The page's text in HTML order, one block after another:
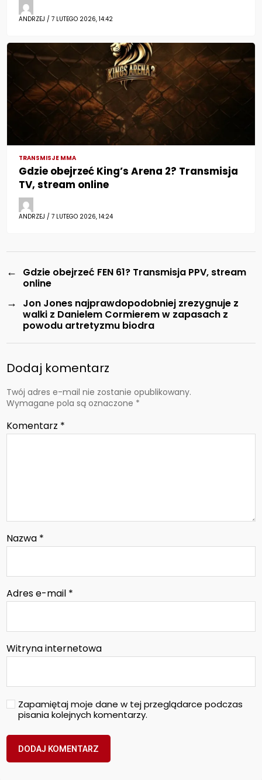
ANDRZEJ / 7 LUTEGO 2026, 14:42
TRANSMISJE MMA
Gdzie obejrzeć King’s Arena 2? Transmisja
TV, stream online
ANDRZEJ / 7 LUTEGO 2026, 14:24
←
Gdzie obejrzeć FEN 61? Transmisja PPV, stream
online
→
Jon Jones najprawdopodobniej zrezygnuje z
walki z Danielem Cormierem w zapasach z
powodu artretyzmu biodra
Dodaj komentarz
Twój adres e-mail nie zostanie opublikowany.
Wymagane pola są oznaczone *
Komentarz *
Nazwa *
Adres e-mail *
Witryna internetowa
Zapamiętaj moje dane w tej przeglądarce podczas
pisania kolejnych komentarzy.